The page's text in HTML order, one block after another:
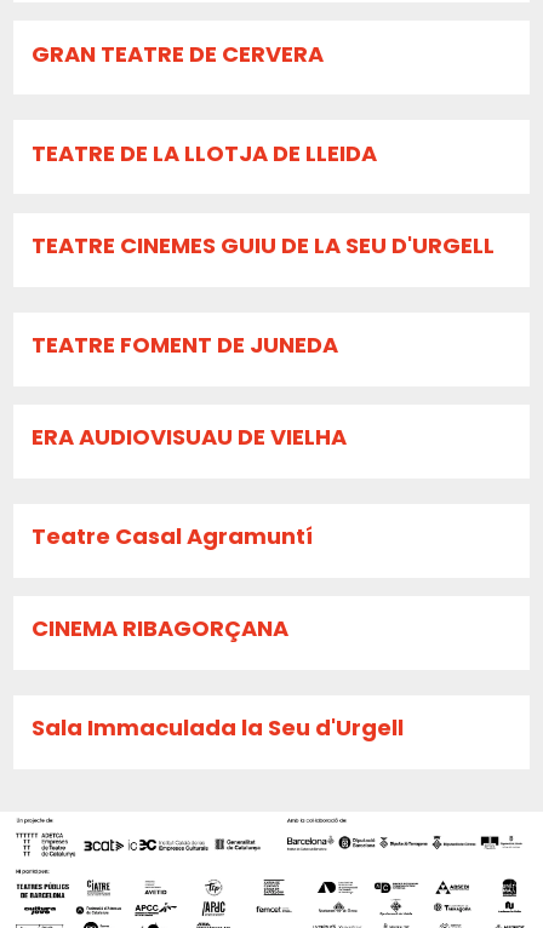
GRAN TEATRE DE CERVERA
TEATRE DE LA LLOTJA DE LLEIDA
TEATRE CINEMES GUIU DE LA SEU D'URGELL
TEATRE FOMENT DE JUNEDA
ERA AUDIOVISUAU DE VIELHA
Teatre Casal Agramuntí
CINEMA RIBAGORÇANA
Sala Immaculada la Seu d'Urgell